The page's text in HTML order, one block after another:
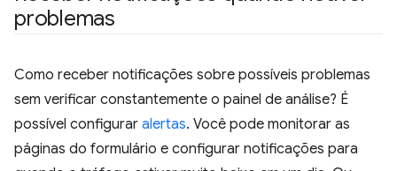
problemas
Como receber notificações sobre possíveis problemas
sem verificar constantemente o painel de análise? É
possível configurar alertas. Você pode monitorar as
páginas do formulário e configurar notificações para